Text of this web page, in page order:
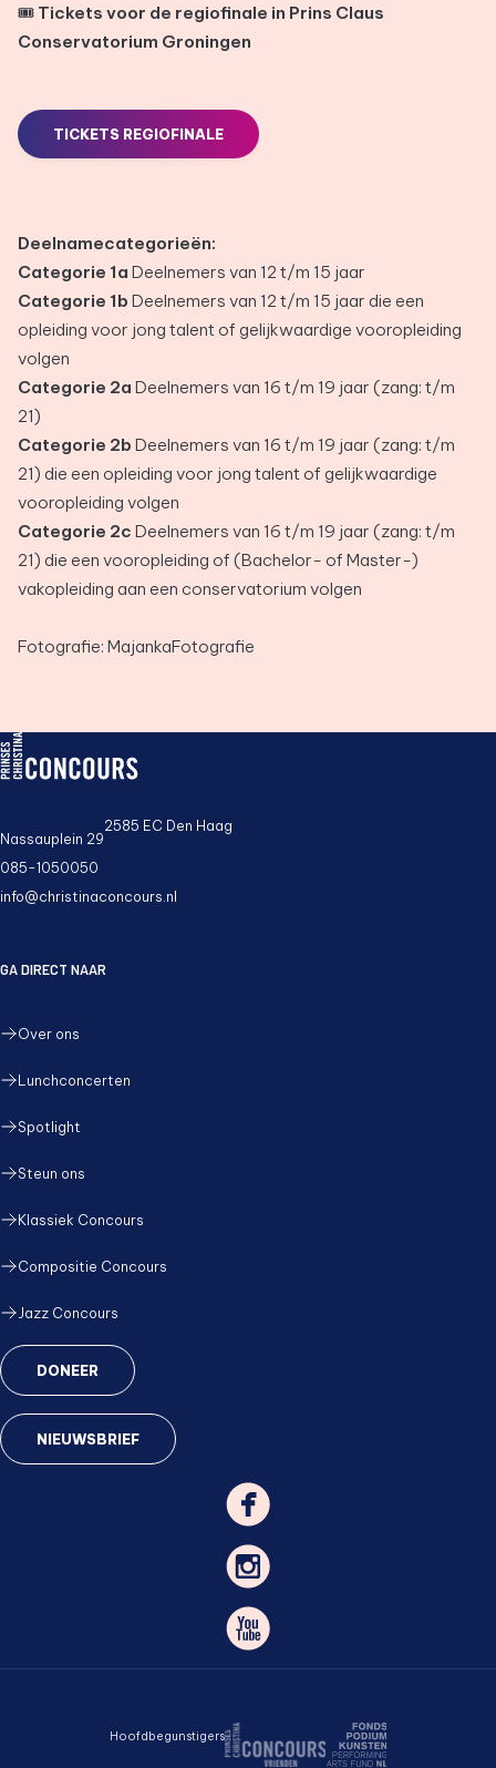
🎟️ Tickets voor de regiofinale in Prins Claus
Conservatorium Groningen
TICKETS REGIOFINALE
Deelnamecategorieën:
Categorie 1a Deelnemers van 12 t/m 15 jaar
Categorie 1b Deelnemers van 12 t/m 15 jaar die een
opleiding voor jong talent of gelijkwaardige vooropleiding
volgen
Categorie 2a Deelnemers van 16 t/m 19 jaar (zang: t/m
21)
Categorie 2b Deelnemers van 16 t/m 19 jaar (zang: t/m
21) die een opleiding voor jong talent of gelijkwaardige
vooropleiding volgen
Categorie 2c Deelnemers van 16 t/m 19 jaar (zang: t/m
21) die een vooropleiding of (Bachelor- of Master-)
vakopleiding aan een conservatorium volgen
Fotografie: MajankaFotografie
PCC logo, ga naar de homepage
Nassauplein 29
2585 EC Den Haag
085-1050050
info@christinaconcours.nl
GA DIRECT NAAR
Over ons
Lunchconcerten
Spotlight
Steun ons
Klassiek Concours
Compositie Concours
Jazz Concours
DONEER
NIEUWSBRIEF
Hoofdbegunstigers